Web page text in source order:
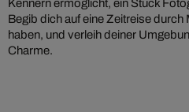
Kennern ermöglicht, ein Stück
Begib dich auf eine Zeitreise
haben, und verleih deiner
Charme.